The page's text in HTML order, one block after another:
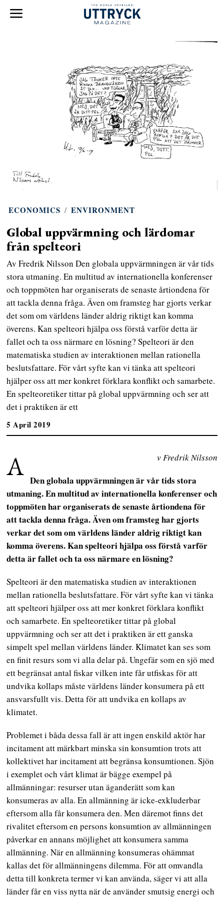
ECONOMICS / ENVIRONMENT
Global uppvärmning och lärdomar
från spelteori
Av Fredrik Nilsson Den globala uppvärmningen är vår tids
stora utmaning. En multitud av internationella konferenser
och toppmöten har organiserats de senaste årtiondena för
att tackla denna fråga. Även om framsteg har gjorts verkar
det som om världens länder aldrig riktigt kan komma
överens. Kan spelteori hjälpa oss förstå varför detta är
fallet och ta oss närmare en lösning? Spelteori är den
matematiska studien av interaktionen mellan rationella
beslutsfattare. För vårt syfte kan vi tänka att spelteori
hjälper oss att mer konkret förklara konflikt och samarbete.
En spelteoretiker tittar på global uppvärmning och ser att
det i praktiken är ett
5 April 2019
A v Fredrik Nilsson
Den globala uppvärmningen är vår tids stora
utmaning. En multitud av internationella konferenser och
toppmöten har organiserats de senaste årtiondena för
att tackla denna fråga. Även om framsteg har gjorts
verkar det som om världens länder aldrig riktigt kan
komma överens. Kan spelteori hjälpa oss förstå varför
detta är fallet och ta oss närmare en lösning?
Spelteori är den matematiska studien av interaktionen
mellan rationella beslutsfattare. För vårt syfte kan vi tänka
att spelteori hjälper oss att mer konkret förklara konflikt
och samarbete. En spelteoretiker tittar på global
uppvärmning och ser att det i praktiken är ett ganska
simpelt spel mellan världens länder. Klimatet kan ses som
en finit resurs som vi alla delar på. Ungefär som en sjö med
ett begränsat antal fiskar vilken inte får utfiskas för att
undvika kollaps måste världens länder konsumera på ett
ansvarsfullt vis. Detta för att undvika en kollaps av
klimatet.
Problemet i båda dessa fall är att ingen enskild aktör har
incitament att märkbart minska sin konsumtion trots att
kollektivet har incitament att begränsa konsumtionen. Sjön
i exemplet och vårt klimat är bägge exempel på
allmänningar: resurser utan äganderätt som kan
konsumeras av alla. En allmänning är icke-exkluderbar
eftersom alla får konsumera den. Men däremot finns det
rivalitet eftersom en persons konsumtion av allmänningen
påverkar en annans möjlighet att konsumera samma
allmänning. När en allmänning konsumeras ohämmat
kallas det för allmänningens dilemma. För att omvandla
detta till konkreta termer vi kan använda, säger vi att alla
länder får en viss nytta när de använder smutsig energi och